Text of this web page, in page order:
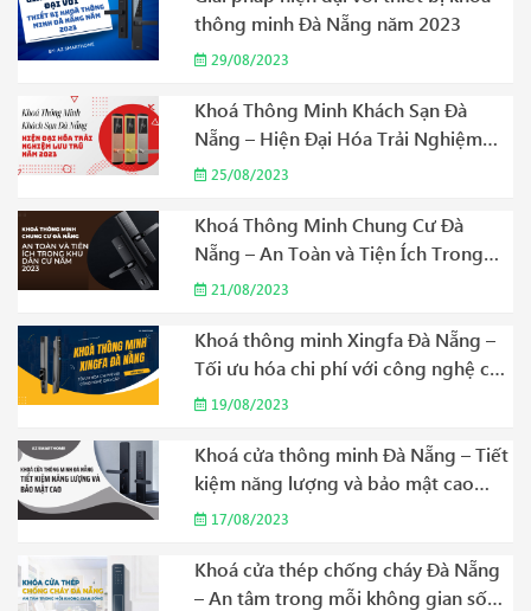
thông minh Đà Nẵng năm 2023
29/08/2023
Khoá Thông Minh Khách Sạn Đà
Nẵng – Hiện Đại Hóa Trải Nghiệm
Lưu Trú Năm 2023
25/08/2023
Khoá Thông Minh Chung Cư Đà
Nẵng – An Toàn và Tiện Ích Trong
Khu Dân Cư Năm 2023
21/08/2023
Khoá thông minh Xingfa Đà Nẵng –
Tối ưu hóa chi phí với công nghệ cao
cấp Năm 2023
19/08/2023
Khoá cửa thông minh Đà Nẵng – Tiết
kiệm năng lượng và bảo mật cao
Năm 2023
17/08/2023
Khoá cửa thép chống cháy Đà Nẵng
– An tâm trong mỗi không gian sống